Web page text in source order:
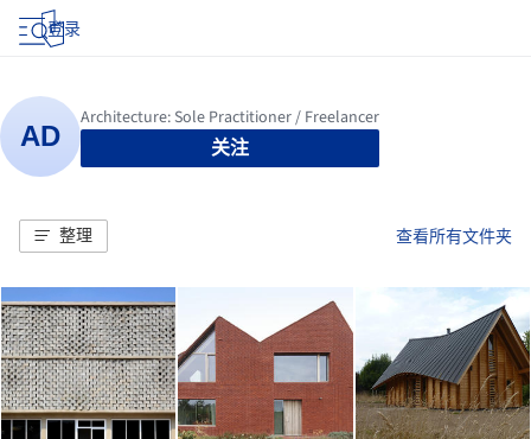
登录
关注
整理 查看所有文件夹